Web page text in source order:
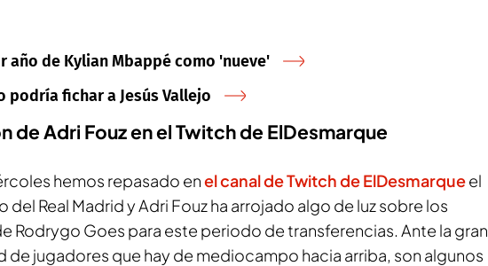
año de Kylian Mbappé como 'nueve'
podría fichar a Jesús Vallejo
de Adri Fouz en el Twitch de ElDesmarque
hemos repasado enel canal de Twitch deElDesmarqueel
del Real Madrid y Adri Fouz ha arrojado algo de luz sobre los
Rodrygo Goes para este periodo de transferencias. Ante la gran
de jugadores que hay de mediocampo hacia arriba, son algunos